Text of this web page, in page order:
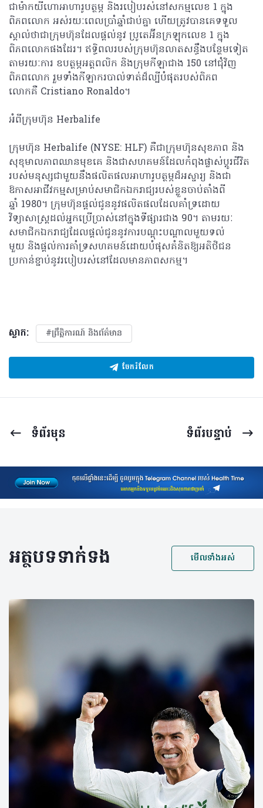
ជាម៉ាកយីហោ​អាហារូបត្ថម្ភ ​និង​របៀប​រស់នៅ​​សកម្មលេខ 1 ក្នុង​
ពិភពលោក អស់​រយៈពេលប្រាំ​ឆ្នាំ​ជាប់​គ្នា ហើយ​ត្រូវ​បាន​គេ​ទទួល​
ស្គាល់​ថា​ជាក្រុមហ៊ុនដែលផ្តល់នូវ ប្រូតេអ៊ីន​ក្រឡុក​លេខ 1 ក្នុង​
ពិភពលោកផងដែរ។​ ឥទ្ធិពល​របស់​ក្រុមហ៊ុន​លាត​សន្ធឹង​បន្ថែម​ទៀត​
តាមរយៈ​ការ ឧបត្ថម្ភ​អត្តពលិក និង​ក្រុម​កីឡាជាង 150 នៅ​ជុំវិញ​
ពិភពលោក រួម​ទាំង​កីឡាករ​បាល់ទាត់​ដ៏ល្បីបំផុតរបស់ពិភព
លោកគឺ Cristiano Ronaldo។
អំពីក្រុមហ៊ុន Herbalife
ក្រុមហ៊ុន Herbalife (NYSE: HLF) គឺជាក្រុមហ៊ុនសុខភាព និង
សុខុមាលភាពឈានមុខគេ និងជាសហគមន៍ដែលកំពុងផ្លាស់ប្តូរជីវិត
របស់មនុស្សជាមួយនឹងផលិតផលអាហារូបត្ថម្ភដ៏អស្ចារ្យ និងជា
ឱកាសអាជីវកម្មសម្រាប់សមាជិកឯករាជ្យ​របស់ខ្លួនចាប់តាំងពី
ឆ្នាំ 1980។ ក្រុមហ៊ុនផ្តល់ជូននូវផលិតផលដែលគាំទ្រដោយ
វិទ្យាសាស្រ្តដល់អ្នកប្រើប្រាស់នៅក្នុងទីផ្សារជាង 90។ តាមរយៈ
សមាជិកឯករាជ្យដែលផ្តល់ជូននូវការបណ្តុះបណ្តាលមួយទល់
មួយ និងផ្តល់ការគាំទ្រសហគមន៍ដោយបំផុសគំនិតឱ្យអតិថិជន
ប្រកាន់ខ្ជាប់នូវរបៀបរស់នៅដែលមានភាពសកម្ម។
ស្លាក: #ព្រឹត្តិការណ៍ និងព័ត៌មាន
ចែករំលែក
ទំព័រ​មុន ទំព័រ​បន្ទាប់
អត្ថបទទាក់ទង មើលទាំងអស់